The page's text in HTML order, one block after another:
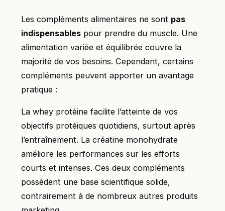
Les compléments alimentaires ne sont pas
indispensables pour prendre du muscle. Une
alimentation variée et équilibrée couvre la
majorité de vos besoins. Cependant, certains
compléments peuvent apporter un avantage
pratique :
La whey protéine facilite l’atteinte de vos
objectifs protéiques quotidiens, surtout après
l’entraînement. La créatine monohydrate
améliore les performances sur les efforts
courts et intenses. Ces deux compléments
possèdent une base scientifique solide,
contrairement à de nombreux autres produits